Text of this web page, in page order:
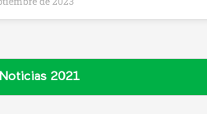
Noticias 2021